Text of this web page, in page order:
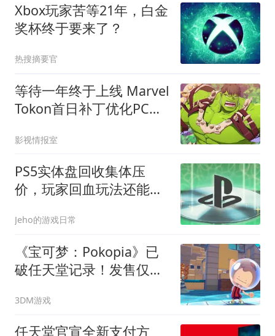
Xbox玩家苦等21年，白金
奖杯终于要来了？
热搜摘要官
等待一年终于上线 Marvel
Tokon首日补丁优化PC性
影视情报室
PS5实体盘回收集体压
价，玩家回血玩法还能走
Jeho的游戏日常
《宝可梦：Pokopia》已
破任天堂记录！发售仅四
3DM游戏
任天堂官宣全新支付方